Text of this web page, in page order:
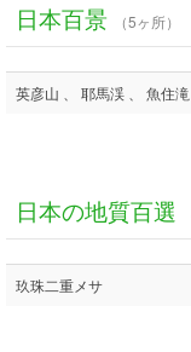
日本百景 （5ヶ所）
日本の地質百選
玖珠二重メサ